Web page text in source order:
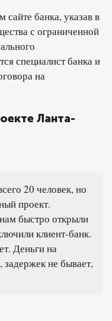
сайте банка, указав в
с ограниченной
специалист банка и
на
Ланта-
20 человек, но
проект.
быстро открыли
клиент-банк.
Деньги на
задержек не бывает,